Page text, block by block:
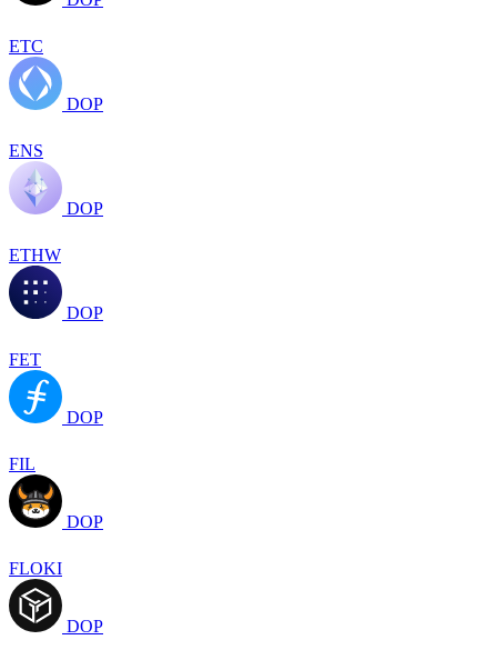
ETC
DOP
ENS
DOP
ETHW
DOP
FET
DOP
FIL
DOP
FLOKI
DOP